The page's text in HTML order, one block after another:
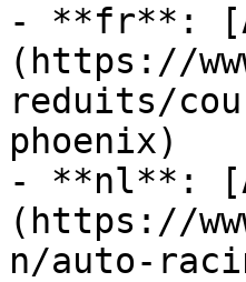
- **fr**:
(https://
reduits/
phoenix)
- **nl**:
(https://
n/auto-